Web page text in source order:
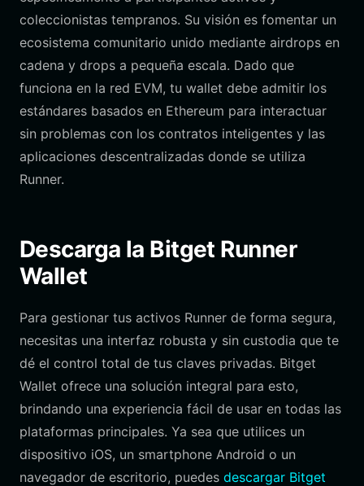
coleccionistas tempranos. Su visión es fomentar un
ecosistema comunitario unido mediante airdrops en
cadena y drops a pequeña escala. Dado que
funciona en la red EVM, tu wallet debe admitir los
estándares basados en Ethereum para interactuar
sin problemas con los contratos inteligentes y las
aplicaciones descentralizadas donde se utiliza
Runner.
Descarga la Bitget Runner
Wallet
Para gestionar tus activos Runner de forma segura,
necesitas una interfaz robusta y sin custodia que te
dé el control total de tus claves privadas. Bitget
Wallet ofrece una solución integral para esto,
brindando una experiencia fácil de usar en todas las
plataformas principales. Ya sea que utilices un
dispositivo iOS, un smartphone Android o un
navegador de escritorio, puedes descargar Bitget